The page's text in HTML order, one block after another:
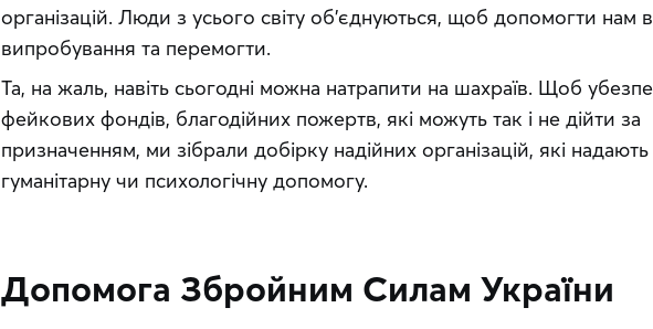
організацій. Люди з усього світу об’єднуються, щоб допомогти нам
випробування та перемогти.
Та, на жаль, навіть сьогодні можна натрапити на шахраїв. Щоб
фейкових фондів, благодійних пожертв, які можуть так і не дійти за
призначенням, ми зібрали добірку надійних організацій, які
гуманітарну чи психологічну допомогу.
Допомога Збройним Силам України